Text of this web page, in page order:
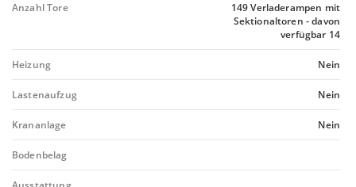
Anzahl Tore
149 Verladerampen mit
Sektionaltoren - davon
verfügbar 14
Heizung Nein
Lastenaufzug Nein
Krananlage Nein
Bodenbelag